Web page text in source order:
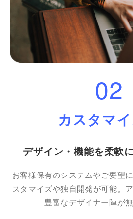
02
カスタマ
デザイン・機能を柔軟
お客様保有のシステムやご要望
スタマイズや独自開発が可能。
豊富なデザイナー陣が無